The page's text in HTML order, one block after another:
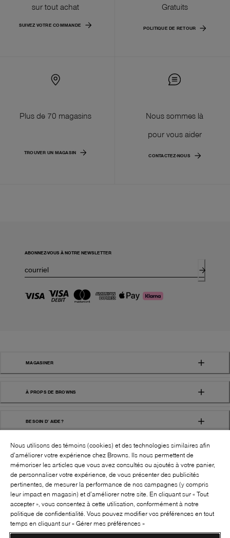
sur tout achat
SUIVEZ VOTRE COMMANDE
Gratuits
POLITIQUE DE RETOUR
Plus de 70 magasins
TROUVER UN MAGASIN
Nous sommes là
pour vous aider
CONTACTEZ-NOUS
ABONNEZ-VOUS À NOTRE NEWSLETTER
MAGASINER
À PROPS DE BROWNS
BESOIN D' AIDE?
BROWNS SHOES INC. TOUS DROITS
RÉSERVÉS
SUIVEZ-NOUS!:
Nous utilisons des témoins (cookies) et des technologies similaires afin
d’améliorer votre expérience chez Browns. Ils nous permettent de
mémoriser les articles que vous avez consultés ou ajoutés à votre panier,
de personnaliser votre expérience, de vous présenter des publicités
pertinentes, de mesurer la performance de nos campagnes (y compris
leur impact en magasin) et d’améliorer notre site. En cliquant sur « Tout
accepter », vous consentez à cette utilisation, conformément à notre
politique de confidentialité. Vous pouvez modifier vos préférences en tout
temps en cliquant sur « Gérer mes préférences »